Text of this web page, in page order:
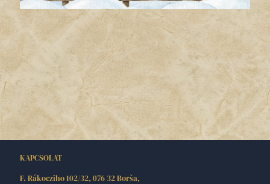
KAPCSOLAT
F. Rákocziho 102/32, 076 32 Borša,